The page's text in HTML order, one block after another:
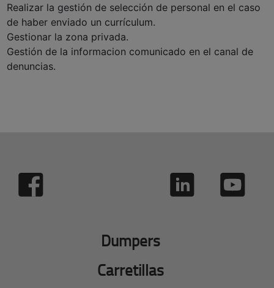
Realizar la gestión de selección de personal en el caso
de haber enviado un currículum.
Gestionar la zona privada.
Gestión de la informacion comunicado en el canal de
denuncias.
Dumpers
Carretillas